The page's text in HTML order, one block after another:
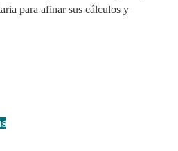
para afinar sus cálculos y